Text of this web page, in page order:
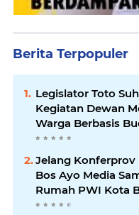
Berita Terpopuler
Legislator Toto
Kegiatan Dewan
Warga Berbasis
Jelang Konferprov
Bos Ayo Media
Rumah PWI Kota